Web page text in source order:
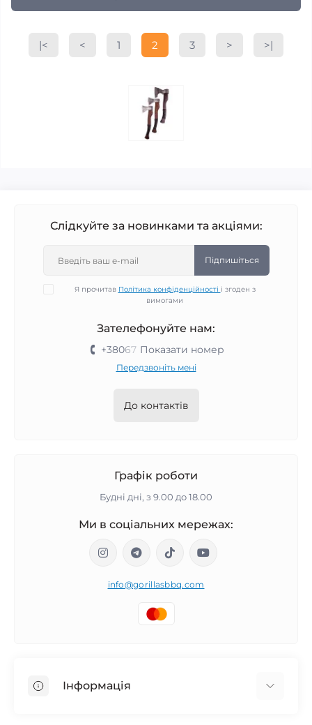
|< < 1 2 3 > >|
Слідкуйте за новинками та акціями:
Підпишіться
Я прочитав Політика конфіденційності і згоден з
вимогами
Зателефонуйте нам:
+38067 Показати номер
Передзвоніть мені
До контактів
Графік роботи
Будні дні, з 9.00 до 18.00
Ми в соціальних мережах:
info@gorillasbbq.com
Інформація